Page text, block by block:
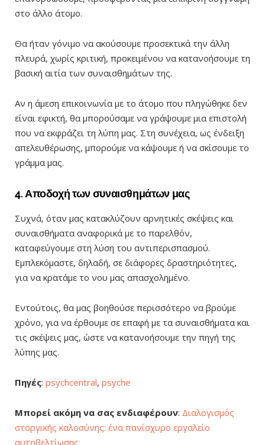
στο άλλο άτομο.
Θα ήταν γόνιμο να ακούσουμε προσεκτικά την άλλη
πλευρά, χωρίς κριτική, προκειμένου να κατανοήσουμε τη
βασική αιτία των συναισθημάτων της.
Αν η άμεση επικοινωνία με το άτομο που πληγώθηκε δεν
είναι εφικτή, θα μπορούσαμε να γράψουμε μια επιστολή
που να εκφράζει τη λύπη μας. Στη συνέχεια, ως ένδειξη
απελευθέρωσης, μπορούμε να κάψουμε ή να σκίσουμε το
γράμμα μας.
4. Αποδοχή των συναισθημάτων μας
Συχνά, όταν μας κατακλύζουν αρνητικές σκέψεις και
συναισθήματα αναφορικά με το παρελθόν,
καταφεύγουμε στη λύση του αντιπερισπασμού.
Εμπλεκόμαστε, δηλαδή, σε διάφορες δραστηριότητες,
για να κρατάμε το νου μας απασχολημένο.
Εντούτοις, θα μας βοηθούσε περισσότερο να βρούμε
χρόνο, για να έρθουμε σε επαφή με τα συναισθήματα και
τις σκέψεις μας, ώστε να κατανοήσουμε την πηγή της
λύπης μας.
Πηγές: psychcentral, psyche
Μπορεί ακόμη να σας ενδιαφέρουν: Διαλογισμός
στοργικής καλοσύνης: ένα πανίσχυρο εργαλείο
αυτοβελτίωσης